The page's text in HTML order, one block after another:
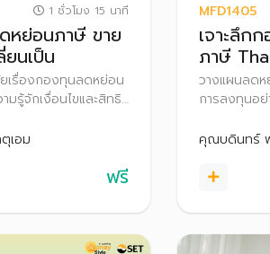
1 ชั่วโมง 15 นาที
หย่อนภาษี ขาย
นเป็น
เรื่องกองทุนลดหย่อน
มรู้จักเงื่อนไขและสิทธิ
เอม
ฟรี
MFD1405
เจาะลึก
ภาษี
วางแผนลด
การลงทุนอ
สิทธิประโยช
เพื่อเพิ่มโอ
คุณบดินทร์